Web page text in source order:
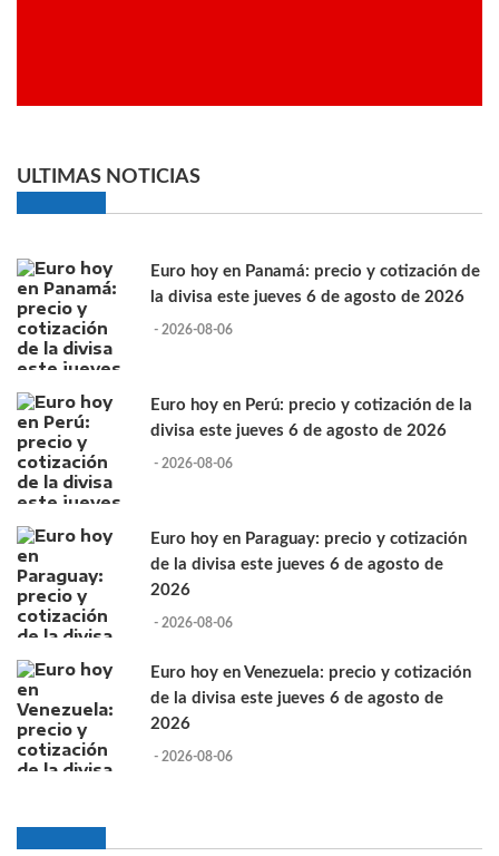
ULTIMAS NOTICIAS
Euro hoy en Panamá: precio y cotización de
la divisa este jueves 6 de agosto de 2026
- 2026-08-06
Euro hoy en Perú: precio y cotización de la
divisa este jueves 6 de agosto de 2026
- 2026-08-06
Euro hoy en Paraguay: precio y cotización
de la divisa este jueves 6 de agosto de
2026
- 2026-08-06
Euro hoy en Venezuela: precio y cotización
de la divisa este jueves 6 de agosto de
2026
- 2026-08-06